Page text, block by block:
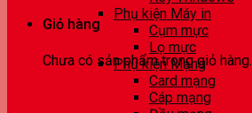
Giỏ hàng
Chưa có sản phẩm trong giỏ hàng.
Phụ kiện Máy in
Cụm mực
Lọ mực
Phụ kiện Mạng
Card mạng
Cáp mạng